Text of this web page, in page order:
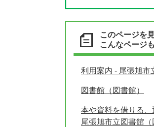
このページを
こんなページ
利用案内 - 尾張旭市
図書館（図書館）
本や資料を借りる
尾張旭市立図書館（